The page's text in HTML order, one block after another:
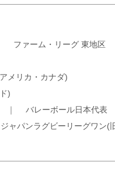
ファーム・リーグ 東地区
メリカ・カナダ)
)
｜ バレーボール日本代表
ジャパンラグビーリーグワン(